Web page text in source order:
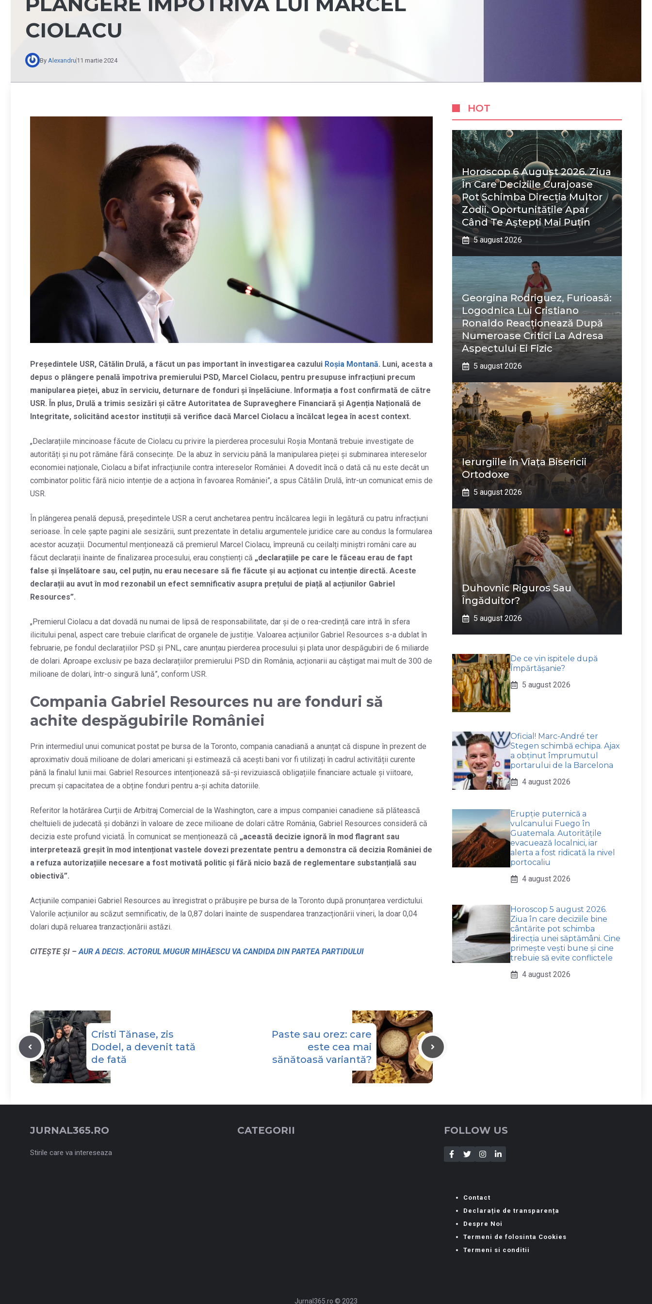
CIOLACU
By Alexandru 11 martie 2024
Președintele USR, Cătălin Drulă, a făcut un pas important în investigarea cazului Roșia Montană. Luni, acesta a
depus o plângere penală împotriva premierului PSD, Marcel Ciolacu, pentru presupuse infracțiuni precum
manipularea pieței, abuz în serviciu, deturnare de fonduri și înșelăciune. Informația a fost confirmată de către
USR. În plus, Drulă a trimis sesizări și către Autoritatea de Supraveghere Financiară și Agenția Națională de
Integritate, solicitând acestor instituții să verifice dacă Marcel Ciolacu a încălcat legea în acest context.
„Declarațiile mincinoase făcute de Ciolacu cu privire la pierderea procesului Roșia Montană trebuie investigate de
autorități și nu pot rămâne fără consecințe. De la abuz în serviciu până la manipularea pieței și subminarea intereselor
economiei naționale, Ciolacu a bifat infracțiunile contra intereselor României. A dovedit încă o dată că nu este decât un
combinator politic fără nicio intenție de a acționa în favoarea României”, a spus Cătălin Drulă, într-un comunicat emis de
USR.
În plângerea penală depusă, președintele USR a cerut anchetarea pentru încălcarea legii în legătură cu patru infracțiuni
serioase. În cele șapte pagini ale sesizării, sunt prezentate în detaliu argumentele juridice care au condus la formularea
acestor acuzații. Documentul menționează că premierul Marcel Ciolacu, împreună cu ceilalți miniștri români care au
făcut declarații înainte de finalizarea procesului, erau conștienți că „declarațiile pe care le făceau erau de fapt
false și înșelătoare sau, cel puțin, nu erau necesare să fie făcute și au acționat cu intenție directă. Aceste
declarații au avut în mod rezonabil un efect semnificativ asupra prețului de piață al acțiunilor Gabriel
Resources”.
„Premierul Ciolacu a dat dovadă nu numai de lipsă de responsabilitate, dar și de o rea-credință care intră în sfera
ilicitului penal, aspect care trebuie clarificat de organele de justiție. Valoarea acțiunilor Gabriel Resources s-a dublat în
februarie, pe fondul declarațiilor PSD și PNL, care anunțau pierderea procesului și plata unor despăgubiri de 6 miliarde
de dolari. Aproape exclusiv pe baza declarațiilor premierului PSD din România, acționarii au câștigat mai mult de 300 de
milioane de dolari, într-o singură lună”, conform USR.
Compania Gabriel Resources nu are fonduri să
achite despăgubirile României
Prin intermediul unui comunicat postat pe bursa de la Toronto, compania canadiană a anunțat că dispune în prezent de
aproximativ două milioane de dolari americani și estimează că acești bani vor fi utilizați în cadrul activității curente
până la finalul lunii mai. Gabriel Resources intenționează să-și revizuiască obligațiile financiare actuale și viitoare,
precum și capacitatea de a obține fonduri pentru a-și achita datoriile.
Referitor la hotărârea Curții de Arbitraj Comercial de la Washington, care a impus companiei canadiene să plătească
cheltuieli de judecată și dobânzi în valoare de zece milioane de dolari către România, Gabriel Resources consideră că
decizia este profund viciată. În comunicat se menționează că „această decizie ignoră în mod flagrant sau
interpretează greșit în mod intenționat vastele dovezi prezentate pentru a demonstra că decizia României de
a refuza autorizațiile necesare a fost motivată politic și fără nicio bază de reglementare substanțială sau
obiectivă”.
Acțiunile companiei Gabriel Resources au înregistrat o prăbușire pe bursa de la Toronto după pronunțarea verdictului.
Valorile acțiunilor au scăzut semnificativ, de la 0,87 dolari înainte de suspendarea tranzacționării vineri, la doar 0,04
dolari după reluarea tranzacționării astăzi.
CITEȘTE ȘI –AUR A DECIS. ACTORUL MUGUR MIHĂESCU VA CANDIDA DIN PARTEA PARTIDULUI
Cristi Tănase, zis
Dodel, a devenit tată
de fată
Paste sau orez: care
este cea mai
sănătoasă variantă?
HOT
Horoscop 6 August 2026. Ziua
În Care Deciziile Curajoase
Pot Schimba Direcția Multor
Zodii. Oportunitățile Apar
Când Te Aștepți Mai Puțin
5 august 2026
Georgina Rodriguez, Furioasă:
Logodnica Lui Cristiano
Ronaldo Reacționează După
Numeroase Critici La Adresa
Aspectului Ei Fizic
5 august 2026
Ierurgiile În Viața Bisericii
Ortodoxe
5 august 2026
Duhovnic Riguros Sau
Îngăduitor?
5 august 2026
De ce vin ispitele după
Împărtășanie?
5 august 2026
Oficial! Marc-André ter
Stegen schimbă echipa. Ajax
a obținut împrumutul
portarului de la Barcelona
4 august 2026
Erupție puternică a
vulcanului Fuego în
Guatemala. Autoritățile
evacuează localnici, iar
alerta a fost ridicată la nivel
portocaliu
4 august 2026
Horoscop 5 august 2026.
Ziua în care deciziile bine
cântărite pot schimba
direcția unei săptămâni. Cine
primește vești bune și cine
trebuie să evite conflictele
4 august 2026
JURNAL365.RO
Stirile care va intereseaza
CATEGORII FOLLOW US
Contact
Declarație de transparența
Despre Noi
Termeni de folosinta Cookies
Termeni si conditii
Jurnal365.ro © 2023